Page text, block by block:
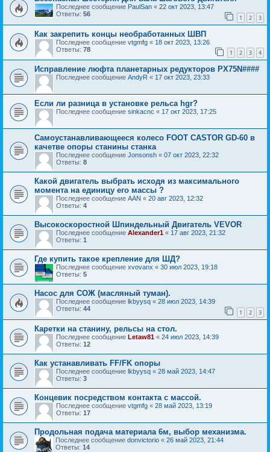
Последнее сообщение PaulSan « 22 окт 2023, 13:47
Ответы: 56 1 2 3
Как закрепить концы необработанных ШВП
Последнее сообщение vtgmfg « 18 окт 2023, 13:26
Ответы: 78 1 2 3 4
Исправление люфта планетарных редукторов PX75N####
Последнее сообщение AndyR « 17 окт 2023, 23:33
Если ли разница в установке рельса hgr?
Последнее сообщение sinkacnc « 17 окт 2023, 17:25
Самоустанавливающееся колесо FOOT CASTOR GD-60 в
качетве опоры станины станка
Последнее сообщение Jonsonsh « 07 окт 2023, 22:32
Ответы: 8
Какой двигатель выбрать исходя из максимального
момента на единицу его массы ?
Последнее сообщение AAN « 20 авг 2023, 12:32
Ответы: 4
Высокоскоростной Шпиндельный Двигатель VEVOR
Последнее сообщение Alexander1 « 17 авг 2023, 21:32
Ответы: 1
Где купить такое крепление для ШД?
Последнее сообщение xvovanx « 30 июл 2023, 19:18
Ответы: 5
Насос для СОЖ (масляный туман).
Последнее сообщение lkbyysq « 28 июл 2023, 14:39
Ответы: 44 1 2 3
Каретки на станину, рельсы на стол.
Последнее сообщение Letaw81 « 24 июл 2023, 14:39
Ответы: 12
Как устанавливать FF/FK опоры
Последнее сообщение lkbyysq « 28 май 2023, 14:47
Ответы: 3
Концевик посредством контакта с массой.
Последнее сообщение vtgmfg « 28 май 2023, 13:19
Ответы: 17
Продольная подача материала 6м, выбор механизма.
Последнее сообщение donvictorio « 26 май 2023, 21:44
Ответы: 14